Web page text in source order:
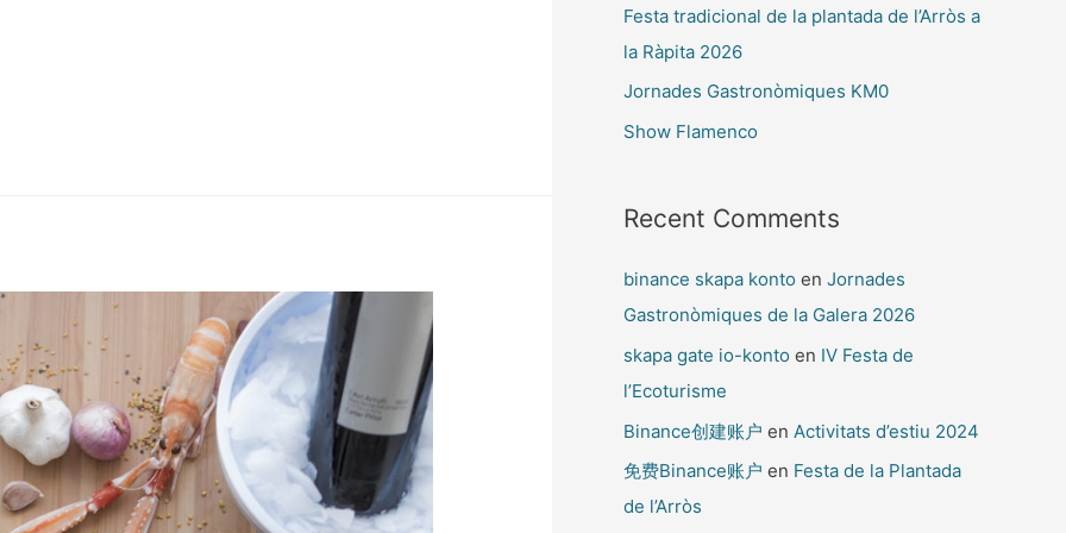
Festa tradicional de la plantada de l’Arròs a
la Ràpita 2026
Jornades Gastronòmiques KM0
Show Flamenco
Recent Comments
binance skapa konto en Jornades
Gastronòmiques de la Galera 2026
skapa gate io-konto en IV Festa de
l’Ecoturisme
Binance创建账户 en Activitats d’estiu 2024
免费Binance账户 en Festa de la Plantada
de l’Arròs